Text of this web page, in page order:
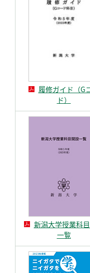
履修ガイド（G
ド）
新潟大学授業科
一覧